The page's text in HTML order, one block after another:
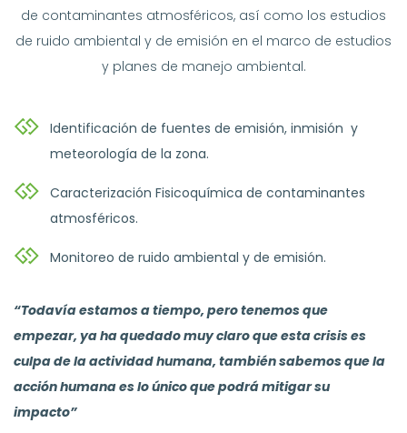
de contaminantes atmosféricos, así como los estudios
de ruido ambiental y de emisión en el marco de estudios
y planes de manejo ambiental.
Identificación de fuentes de emisión, inmisión y
meteorología de la zona.
Caracterización Fisicoquímica de contaminantes
atmosféricos.
Monitoreo de ruido ambiental y de emisión.
“Todavía estamos a tiempo, pero tenemos que
empezar, ya ha quedado muy claro que esta crisis es
culpa de la actividad humana, también sabemos que la
acción humana es lo único que podrá mitigar su
impacto”